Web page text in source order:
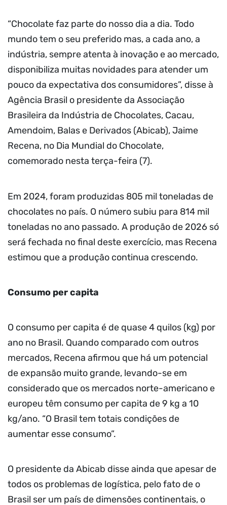
“Chocolate faz parte do nosso dia a dia. Todo
mundo tem o seu preferido mas, a cada ano, a
indústria, sempre atenta à inovação e ao mercado,
disponibiliza muitas novidades para atender um
pouco da expectativa dos consumidores”, disse à
Agência Brasil o presidente da Associação
Brasileira da Indústria de Chocolates, Cacau,
Amendoim, Balas e Derivados (Abicab), Jaime
Recena, no Dia Mundial do Chocolate,
comemorado nesta terça-feira (7).
Em 2024, foram produzidas 805 mil toneladas de
chocolates no país. O número subiu para 814 mil
toneladas no ano passado. A produção de 2026 só
será fechada no final deste exercício, mas Recena
estimou que a produção continua crescendo.
Consumo per capita
O consumo per capita é de quase 4 quilos (kg) por
ano no Brasil. Quando comparado com outros
mercados, Recena afirmou que há um potencial
de expansão muito grande, levando-se em
considerado que os mercados norte-americano e
europeu têm consumo per capita de 9 kg a 10
kg/ano. “O Brasil tem totais condições de
aumentar esse consumo”.
O presidente da Abicab disse ainda que apesar de
todos os problemas de logística, pelo fato de o
Brasil ser um país de dimensões continentais, o